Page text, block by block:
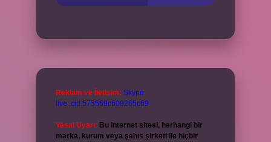
Reklam ve İletişim: Skype:
live:.cid.575569c608265c69
Yasal Uyarı: Bu internet sitesi, herhangi bir
marka, kurum veya şahıs şirketi ile hiçbir